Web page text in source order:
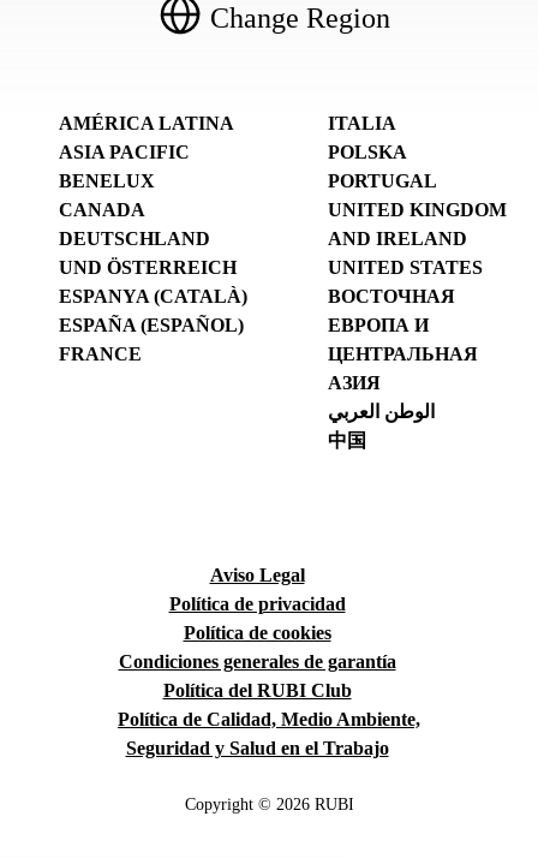
Change Region
AMÉRICA LATINA
ASIA PACIFIC
BENELUX
CANADA
DEUTSCHLAND
UND ÖSTERREICH
ESPANYA (CATALÀ)
ESPAÑA (ESPAÑOL)
FRANCE
ITALIA
POLSKA
PORTUGAL
UNITED KINGDOM
AND IRELAND
UNITED STATES
ВОСТОЧНАЯ
ЕВРОПА И
ЦЕНТРАЛЬНАЯ
АЗИЯ
الوطن العربي
中国
Aviso Legal
Política de privacidad
Política de cookies
Condiciones generales de garantía
Política del RUBI Club
Política de Calidad, Medio Ambiente,
Seguridad y Salud en el Trabajo
Copyright © 2026 RUBI